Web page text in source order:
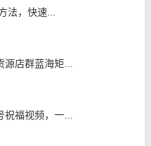
法，快速...
店群蓝海矩...
福视频，一...